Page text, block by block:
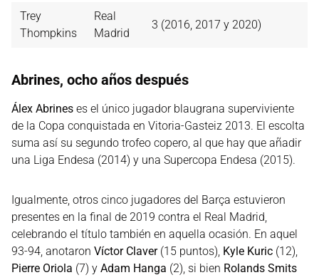
Trey
Thompkins
Real
Madrid
3 (2016, 2017 y 2020)
Abrines, ocho años después
Álex Abrines es el único jugador blaugrana superviviente
de la Copa conquistada en Vitoria-Gasteiz 2013. El escolta
suma así su segundo trofeo copero, al que hay que añadir
una Liga Endesa (2014) y una Supercopa Endesa (2015).
Igualmente, otros cinco jugadores del Barça estuvieron
presentes en la final de 2019 contra el Real Madrid,
celebrando el título también en aquella ocasión. En aquel
93-94, anotaron Víctor Claver(15 puntos), Kyle Kuric (12),
Pierre Oriola (7) y Adam Hanga (2), si bien Rolands Smits